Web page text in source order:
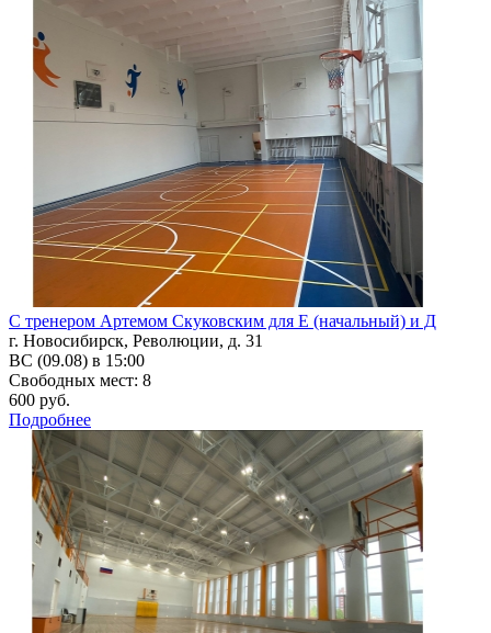
С тренером Артемом Скуковским для Е (начальный) и Д
г. Новосибирск, Революции, д. 31
ВС (09.08) в 15:00
Свободных мест: 8
600 руб.
Подробнее